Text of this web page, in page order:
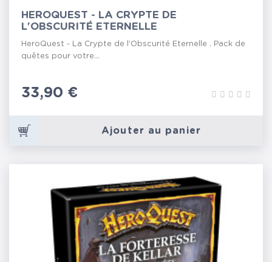
HEROQUEST - LA CRYPTE DE
L'OBSCURITÉ ETERNELLE
HeroQuest - La Crypte de l'Obscurité Eternelle . Pack de
quêtes pour votre...
Prix
33,90 €
Ajouter au panier